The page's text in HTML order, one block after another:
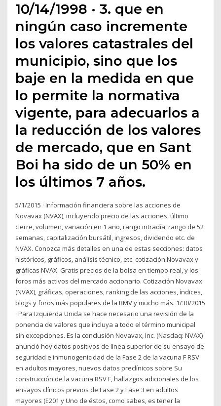
10/14/1998 · 3. que en
ningún caso incremente
los valores catastrales del
municipio, sino que los
baje en la medida en que
lo permite la normativa
vigente, para adecuarlos a
la reducción de los valores
de mercado, que en Sant
Boi ha sido de un 50% en
los últimos 7 años.
5/1/2015 · Información financiera sobre las acciones de
Novavax (NVAX), incluyendo precio de las acciones, último
cierre, volumen, variación en 1 año, rango intradía, rango de 52
semanas, capitalización bursátil, ingresos, dividendo etc. de
NVAX. Conozca más detalles en una de estas secciones: datos
históricos, gráficos, análisis técnico, etc. cotización Novavax y
gráficas NVAX. Gratis precios de la bolsa en tiempo real, y los
foros más activos del mercado accionario. Cotización Novavax
(NVAX), gráficas, operaciones, ranking de las acciones, índices,
blogs y foros más populares de la BMV y mucho más. 1/30/2015
· Para Izquierda Unida se hace necesario una revisión de la
ponencia de valores que incluya a todo el término municipal
sin excepciones. Es la conclusión Novavax, Inc. (Nasdaq: NVAX)
anunció hoy datos positivos de línea superior de su ensayo de
seguridad e inmunogenicidad de la Fase 2 de la vacuna F RSV
en adultos mayores, nuevos datos preclínicos sobre Su
construcción de la vacuna RSV F, hallazgos adicionales de los
ensayos clínicos previos de Fase 2 y Fase 3 en adultos
mayores (E201 y Uno de éstos, como sabes, es tener la